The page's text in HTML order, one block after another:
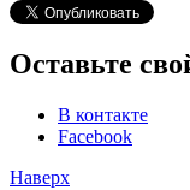
Оставьте
В контакте
Facebook
Наверх